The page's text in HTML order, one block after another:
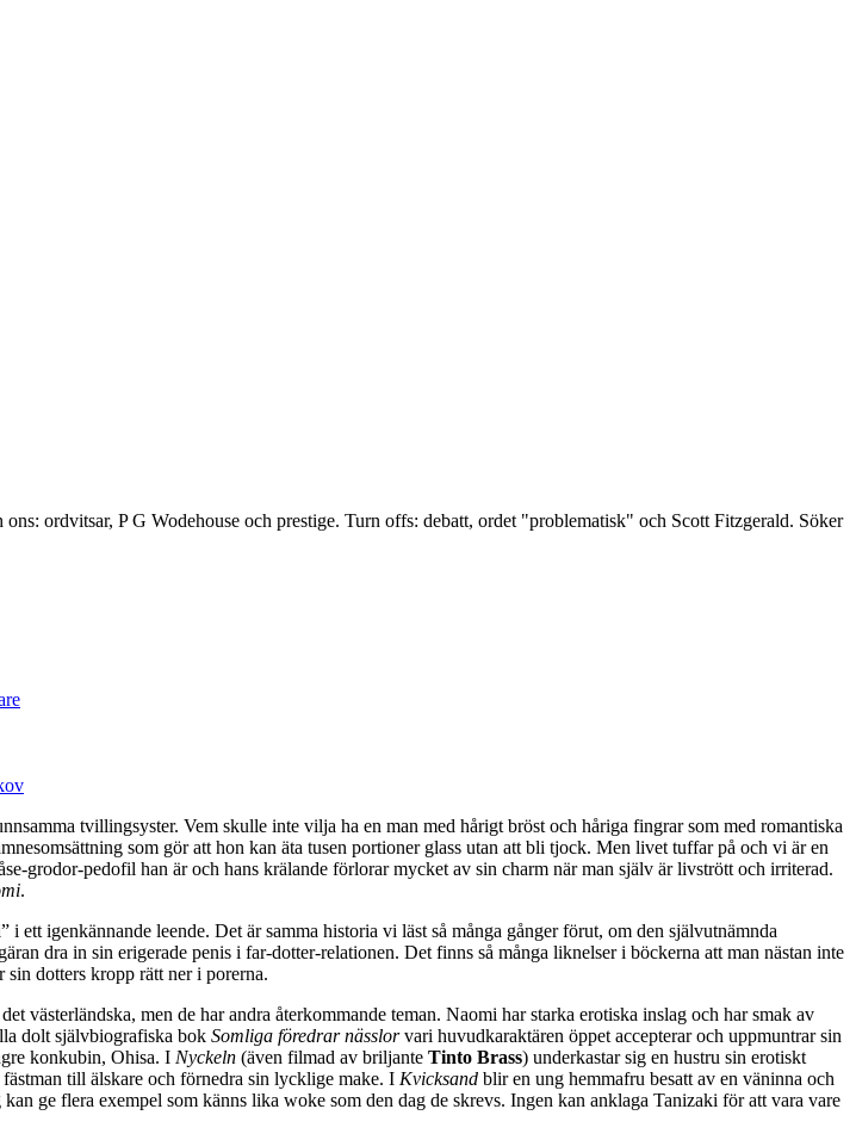
ordvitsar, P G Wodehouse och prestige. Turn offs: debatt, ordet "problematisk" och Scott Fitzgerald. Söker
tvillingsyster. Vem skulle inte vilja ha en man med hårigt bröst och håriga fingrar som med romantiska
som gör att hon kan äta tusen portioner glass utan att bli tjock. Men livet tuffar på och vi är en
grodor-pedofil han är och hans krälande förlorar mycket av sin charm när man själv är livstrött och irriterad.
.
igenkännande leende. Det är samma historia vi läst så många gånger förut, om den självutnämnda
dra in sin erigerade penis i far-dotter-relationen. Det finns så många liknelser i böckerna att man nästan inte
dotters kropp rätt ner i porerna.
västerländska, men de har andra återkommande teman. Naomi har starka erotiska inslag och har smak av
dolt självbiografiska bok Somliga föredrar nässlorvari huvudkaraktären öppet accepterar och uppmuntrar sin
konkubin, Ohisa. I Nyckeln (även filmad av briljante Tinto Brass) underkastar sig en hustru sin erotiskt
till älskare och förnedra sin lycklige make. I Kvicksand blir en ung hemmafru besatt av en väninna och
ge flera exempel som känns lika woke som den dag de skrevs. Ingen kan anklaga Tanizaki för att vara vare